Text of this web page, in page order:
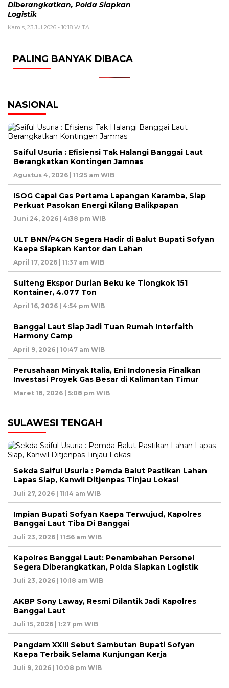
Diberangkatkan, Polda Siapkan
Logistik
Kamis, 23 Jul 2026 - 10:18 WITA
PALING BANYAK DIBACA
NASIONAL
Saiful Usuria : Efisiensi Tak Halangi Banggai Laut
Berangkatkan Kontingen Jamnas
Agustus 4, 2026 | 11:25 am WIB
ISOG Capai Gas Pertama Lapangan Karamba, Siap
Perkuat Pasokan Energi Kilang Balikpapan
Juni 24, 2026 | 4:38 pm WIB
ULT BNN/P4GN Segera Hadir di Balut Bupati Sofyan
Kaepa Siapkan Kantor dan Lahan
April 17, 2026 | 11:37 am WIB
Sulteng Ekspor Durian Beku ke Tiongkok 151
Kontainer, 4.077 Ton
April 16, 2026 | 4:54 pm WIB
Banggai Laut Siap Jadi Tuan Rumah Interfaith
Harmony Camp
April 9, 2026 | 10:47 am WIB
Perusahaan Minyak Italia, Eni Indonesia Finalkan
Investasi Proyek Gas Besar di Kalimantan Timur
Maret 18, 2026 | 5:08 pm WIB
SULAWESI TENGAH
Sekda Saiful Usuria : Pemda Balut Pastikan Lahan
Lapas Siap, Kanwil Ditjenpas Tinjau Lokasi
Juli 27, 2026 | 11:14 am WIB
Impian Bupati Sofyan Kaepa Terwujud, Kapolres
Banggai Laut Tiba Di Banggai
Juli 23, 2026 | 11:56 am WIB
Kapolres Banggai Laut: Penambahan Personel
Segera Diberangkatkan, Polda Siapkan Logistik
Juli 23, 2026 | 10:18 am WIB
AKBP Sony Laway, Resmi Dilantik Jadi Kapolres
Banggai Laut
Juli 15, 2026 | 1:27 pm WIB
Pangdam XXIII Sebut Sambutan Bupati Sofyan
Kaepa Terbaik Selama Kunjungan Kerja
Juli 9, 2026 | 10:08 pm WIB